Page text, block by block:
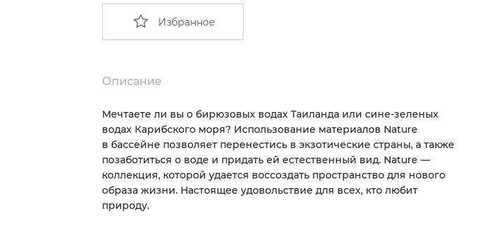
Избранное
Описание
Мечтаете ли вы о бирюзовых водах Таиланда или сине-зеленых
водах Карибского моря? Использование материалов Nature
в бассейне позволяет перенестись в экзотические страны, а также
позаботиться о воде и придать ей естественный вид. Nature —
коллекция, которой удается воссоздать пространство для нового
образа жизни. Настоящее удовольствие для всех, кто любит
природу.